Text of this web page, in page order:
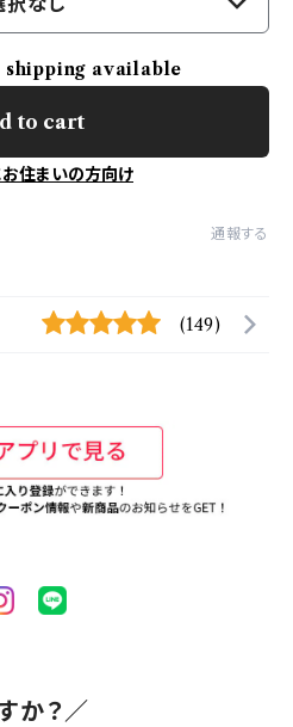
available
to cart
住まいの方向け
通報する
(149)
か？／